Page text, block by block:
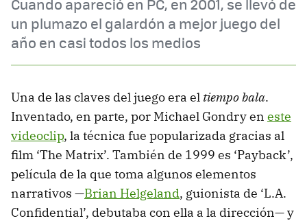
un plumazo el galardón a mejor juego del
año en casi todos los medios
Una de las claves del juego era el tiempo bala.
Inventado, en parte, por Michael Gondry en este
videoclip, la técnica fue popularizada gracias al
film ‘The Matrix’. También de 1999 es ‘Payback’,
película de la que toma algunos elementos
narrativos —Brian Helgeland, guionista de ‘L.A.
Confidential’, debutaba con ella a la dirección— y